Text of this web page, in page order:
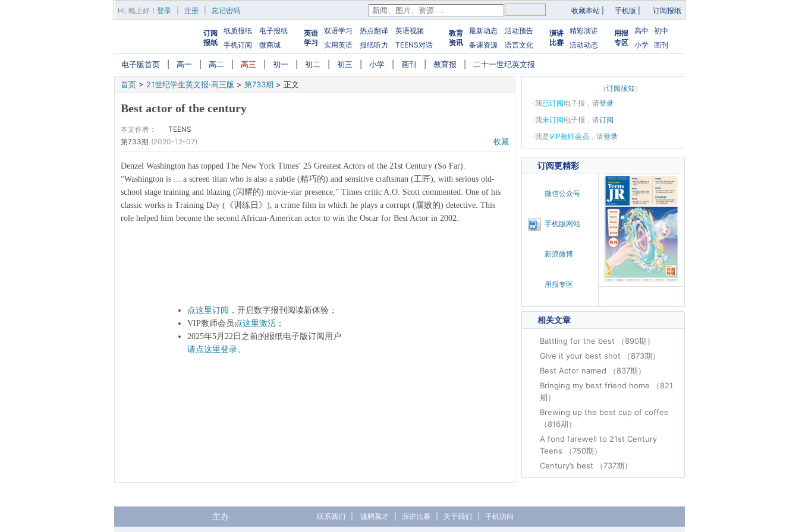
Hi, 晚上好 ！ 登录 注册 忘记密码 收藏本站 手机版 订阅报纸
订阅
报纸
纸质报纸
电子报纸
手机订阅
微商城
英语
学习
双语学习 热点翻译
英语视频
实用英语
报纸听力 TEENS对话
教育
资讯
最新动态
活动预告
备课资源
语言文化
演讲
比赛
精彩演讲
活动动态
用报
专区
高中
初中
小学 画刊
电子版首页 高一 高二 高三 初一 初二 初三 小学 画刊 教育报 二十一世纪英文报
首页 > 21世纪学生英文报·高三版 > 第733期 > 正文
Best actor of the century
本文作者：
TEENS
第733期 (2020-12-07) 收藏
Denzel Washington has topped The New York Times’ 25 Greatest Actors of the 21st Century (So Far).
“Washington is ... a screen titan who is also a subtle (精巧的) and sensitive craftsman (工匠), with serious old-
school stage training and blazing (闪耀的) movie-star presence,” Times critic A.O. Scott commented. One of his
classic works is Training Day (《训练日》), a crime film in which he plays a corrupt (腐败的) detective. This
role helped him become the second African-American actor to win the Oscar for Best Actor in 2002.
点这里订阅 ，开启数字报刊阅读新体验；
VIP教师会员点这里激活 ；
2025年5月22日之前的报纸电子版订阅用户
请点这里登录。
（订阅须知 ）
·我已订阅电子报，请登录
·我未订阅电子报，请订阅
·我是VIP教师会员 ，请登录
订阅更精彩
微信公众号
手机版网站
新浪微博
用报专区
相关文章
Battling for the best （890期）
Give it your best shot （873期）
Best Actor named （837期）
Bringing my best friend home （821
期）
Brewing up the best cup of coffee
（816期）
A fond farewell to 21st Century
Teens （750期）
Century’s best （737期）
主办 联系我们 诚聘英才| 演讲比赛| 关于我们 手机访问